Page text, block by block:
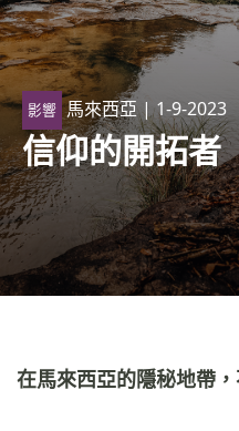
影響 馬來西亞| 1-9-2023
信仰的開拓者
在馬來西亞的隱秘地帶